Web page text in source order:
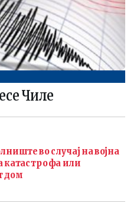
Чиле
во случај на војна
катастрофа или
дом